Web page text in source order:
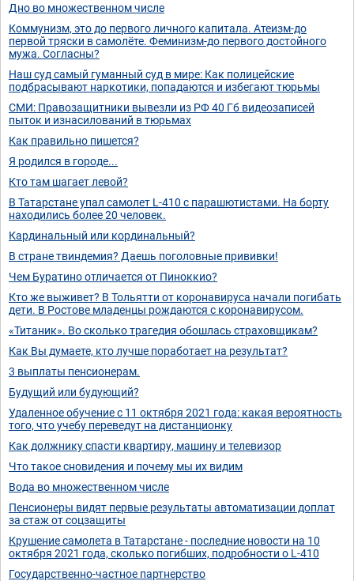
Дно во множественном числе
Коммунизм, это до первого личного капитала. Атеизм-до
первой тряски в самолёте. Феминизм-до первого достойного
мужа. Согласны?
Наш суд самый гуманный суд в мире: Как полицейские
подбрасывают наркотики, попадаются и избегают тюрьмы
СМИ: Правозащитники вывезли из РФ 40 Гб видеозаписей
пыток и изнасилований в тюрьмах
Как правильно пишется?
Я родился в городе...
Кто там шагает левой?
В Татарстане упал самолет L-410 с парашютистами. На борту
находились более 20 человек.
Кардинальный или кординальный?
В стране твиндемия? Даешь поголовные прививки!
Чем Буратино отличается от Пиноккио?
Кто же выживет? В Тольятти от коронавируса начали погибать
дети. В Ростове младенцы рождаются с коронавирусом.
«Титаник». Во сколько трагедия обошлась страховщикам?
Как Вы думаете, кто лучше поработает на результат?
3 выплаты пенсионерам.
Будущий или будующий?
Удаленное обучение с 11 октября 2021 года: какая вероятность
того, что учебу переведут на дистанционку
Как должнику спасти квартиру, машину и телевизор
Что такое сновидения и почему мы их видим
Вода во множественном числе
Пенсионеры видят первые результаты автоматизации доплат
за стаж от соцзащиты
Крушение самолета в Татарстане - последние новости на 10
октября 2021 года, сколько погибших, подробности о L-410
Государственно-частное партнерство